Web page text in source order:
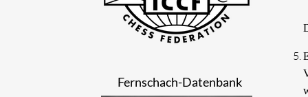
Fernschach-Datenbank